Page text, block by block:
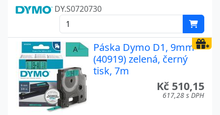
DY.S0720730
Páska Dymo D1, 9mm
(40919) zelená, černý
tisk, 7m
Kč 510,15
617,28 s DPH